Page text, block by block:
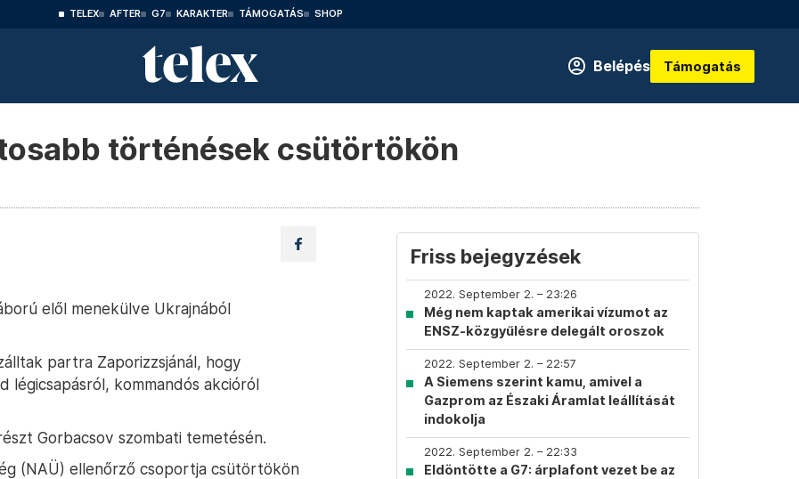
TELEX AFTER G7 KARAKTER TÁMOGATÁS SHOP
Belépés Támogatás
történések csütörtökön
elől menekülve Ukrajnából
partra Zaporizzsjánál, hogy
légicsapásról, kommandós akcióról
Gorbacsov szombati temetésén.
(NAÜ) ellenőrző csoportja csütörtökön
Friss bejegyzések
2022. September 2. – 23:26
Még nem kaptak amerikai vízumot az
ENSZ-közgyűlésre delegált oroszok
2022. September 2. – 22:57
A Siemens szerint kamu, amivel a
Gazprom az Északi Áramlat leállítását
indokolja
2022. September 2. – 22:33
Eldöntötte a G7: árplafont vezet be az